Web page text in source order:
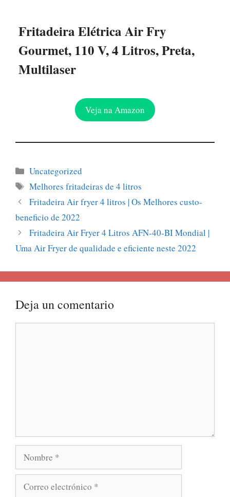
Fritadeira Elétrica Air Fry
Gourmet, 110 V, 4 Litros, Preta,
Multilaser
Veja na Amazon
Categorías
Uncategorized
Etiquetas
Melhores fritadeiras de 4 litros
Fritadeira Air fryer 4 litros | Os Melhores custo-
beneficio de 2022
Fritadeira Air Fryer 4 Litros AFN-40-BI Mondial |
Uma Air Fryer de qualidade e eficiente neste 2022
Deja un comentario
electrónico